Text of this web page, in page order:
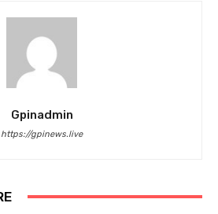
Gpinadmin
https://gpinews.live